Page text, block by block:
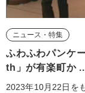
ニュース・特集
ふわふわパンケ
th」が有楽町か
2023年10月22日を